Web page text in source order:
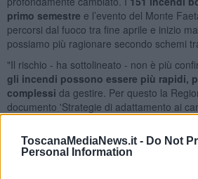
ToscanaMediaNews.it - Do Not
Personal Information
primo semestre e l’evento del Monte
percorsi dal fuoco tra fine aprile e inizio
possiamo più ragionare secondo schemi
"Il rischio - ha sottolineato - non è più
gli incendi possono essere più rapidi,
complessi da gestire. Per questo la
documento 'Strategie di adattamento ai
innovativo nel panorama italiano. Si tratta
introduceun metodo nuovo: non